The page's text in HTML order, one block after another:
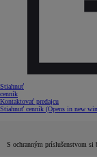
Stiahnuť
cenník
Kontaktovať predajcu
Stiahnuť cenník (Opens in new
S ochranným príslušenstvom si